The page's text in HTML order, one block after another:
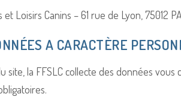
Loisirs Canins – 61 rue de Lyon, 75012
A CARACTÈRE
site, la FFSLC collecte des données